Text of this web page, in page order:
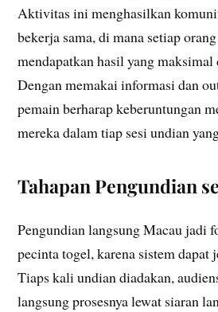
Aktivitas ini menghasilkan
bekerja sama, di mana setiap
mendapatkan hasil yang
Dengan memakai informasi dan
pemain berharap keberuntungan
mereka dalam tiap sesi undian
Tahapan Pengundian
Pengundian langsung Macau jadi
pecinta togel, karena sistem dapat
Tiaps kali undian diadakan,
langsung prosesnya lewat siaran